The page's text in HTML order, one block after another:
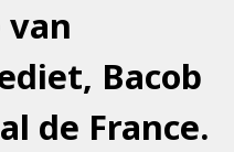
Bacob
de France.